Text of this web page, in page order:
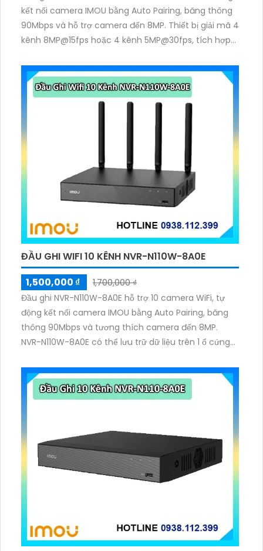
kết nối camera IMOU bằng Auto Pairing, băng thông
90Mbps và hỗ trợ camera đến 8MP. Thiết bị giải mã 4
kênh 8MP@15fps hoặc 4 kênh 5MP@30fps, tích hợp
và xuất hình HDMI 4K cùng VGA.
ĐẦU GHI WIFI 10 KÊNH NVR-N110W-8A0E
1,500,000 ₫
1,700,000 ₫
Đầu ghi NVR-N110W-8A0E hỗ trợ 10 camera WiFi, tự
động kết nối camera IMOU bằng Auto Pairing, băng
thông 90Mbps và tương thích camera đến 8MP.
NVR-N110W-8A0E có thể lưu trữ dữ liệu trên 1 ổ cứng
Imou Life.